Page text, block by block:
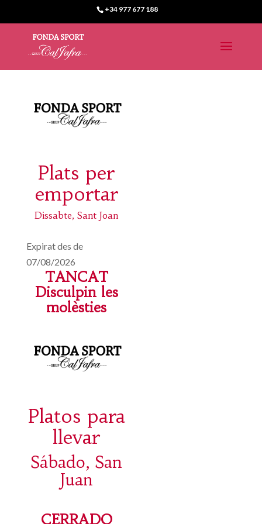
+34 977 677 188
Plats per
emportar
Dissabte, Sant Joan
Expirat des de
07/08/2026
TANCAT
Disculpin les
molèsties
Platos para
llevar
Sábado, San
Juan
CERRADO